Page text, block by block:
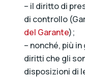
– il diritto di
di controllo
del Garante);
– nonché, più
diritti che gli
disposizioni di